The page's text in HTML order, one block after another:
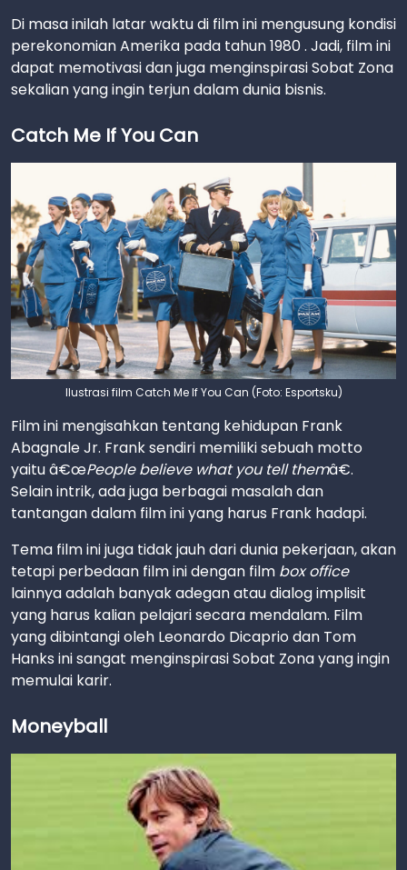
Di masa inilah latar waktu di film ini mengusung kondisi
perekonomian Amerika pada tahun 1980 . Jadi, film ini
dapat memotivasi dan juga menginspirasi Sobat Zona
sekalian yang ingin terjun dalam dunia bisnis.
Catch Me If You Can
Ilustrasi film Catch Me If You Can (Foto: Esportsku)
Film ini mengisahkan tentang kehidupan Frank
Abagnale Jr. Frank sendiri memiliki sebuah motto
yaitu â€œPeople believe what you tell themâ€.
Selain intrik, ada juga berbagai masalah dan
tantangan dalam film ini yang harus Frank hadapi.
Tema film ini juga tidak jauh dari dunia pekerjaan, akan
tetapi perbedaan film ini dengan film box office
lainnya adalah banyak adegan atau dialog implisit
yang harus kalian pelajari secara mendalam. Film
yang dibintangi oleh Leonardo Dicaprio dan Tom
Hanks ini sangat menginspirasi Sobat Zona yang ingin
memulai karir.
Moneyball